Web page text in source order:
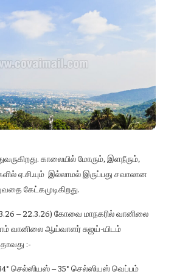
காலையில் மோரும், இளநீரும்,
ஏ.சி.யும் இல்லாமல் இருப்பது சவாலான
கேட்கமுடிகிறது.
– 22.3.26) கோவை மாநகரில் வானிலை
வானிலை ஆய்வாளர் சுஜய்-யிடம்
:-
செல்ஸியஸ் – 35° செல்ஸியஸ் வெப்பம்